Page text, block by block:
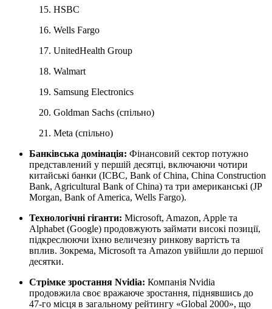
HSBC
Wells Fargo
UnitedHealth Group
Walmart
Samsung Electronics
Goldman Sachs (спільно)
Meta (спільно)
Банківська домінація: Фінансовий сектор потужно
представлений у першій десятці, включаючи чотири
китайські банки (ICBC, Bank of China, China Construction
Bank, Agricultural Bank of China) та три американські (JP
Morgan, Bank of America, Wells Fargo).
Технологічні гіганти: Microsoft, Amazon, Apple та
Alphabet (Google) продовжують займати високі позиції,
підкреслюючи їхню величезну ринкову вартість та
вплив. Зокрема, Microsoft та Amazon увійшли до першої
десятки.
Стрімке зростання Nvidia: Компанія Nvidia
продовжила своє вражаюче зростання, піднявшись до
47-го місця в загальному рейтингу «Global 2000», що